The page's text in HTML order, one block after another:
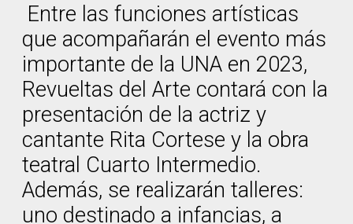
Entre las funciones artísticas
que acompañarán el evento más
importante de la UNA en 2023,
Revueltas del Arte contará con la
presentación de la actriz y
cantante Rita Cortese y la obra
teatral Cuarto Intermedio.
Además, se realizarán talleres:
uno destinado a infancias, a